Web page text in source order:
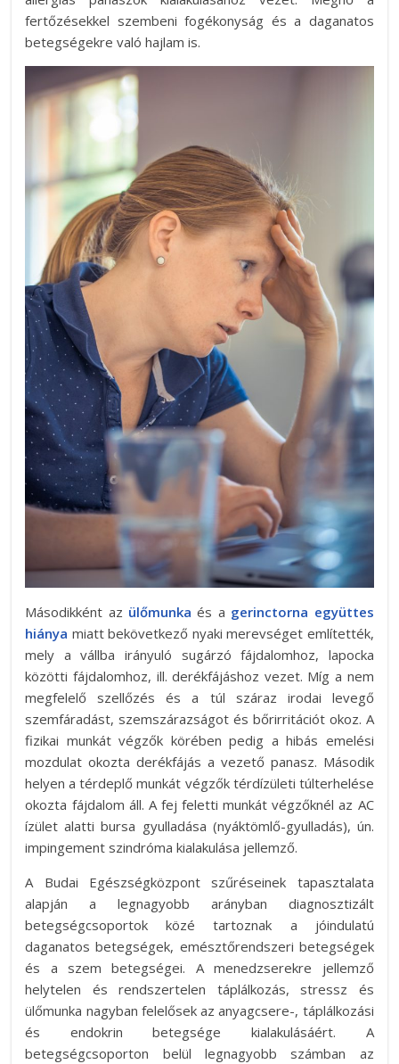
fertőzésekkel szembeni fogékonyság és a daganatos
betegségekre való hajlam is.
Másodikként az ülőmunka és a gerinctorna együttes
hiánya miatt bekövetkező nyaki merevséget említették,
mely a vállba irányuló sugárzó fájdalomhoz, lapocka
közötti fájdalomhoz, ill. derékfájáshoz vezet. Míg a nem
megfelelő szellőzés és a túl száraz irodai levegő
szemfáradást, szemszárazságot és bőrirritációt okoz. A
fizikai munkát végzők körében pedig a hibás emelési
mozdulat okozta derékfájás a vezető panasz. Második
helyen a térdeplő munkát végzők térdízületi túlterhelése
okozta fájdalom áll. A fej feletti munkát végzőknél az AC
ízület alatti bursa gyulladása (nyáktömlő-gyulladás), ún.
impingement szindróma kialakulása jellemző.
A Budai Egészségközpont szűréseinek tapasztalata
alapján a legnagyobb arányban diagnosztizált
betegségcsoportok közé tartoznak a jóindulatú
daganatos betegségek, emésztőrendszeri betegségek
és a szem betegségei. A menedzserekre jellemző
helytelen és rendszertelen táplálkozás, stressz és
ülőmunka nagyban felelősek az anyagcsere-, táplálkozási
és endokrin betegsége kialakulásáért. A
betegségcsoporton belül legnagyobb számban az